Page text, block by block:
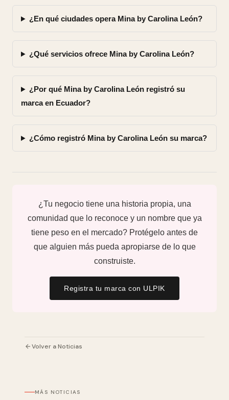
¿En qué ciudades opera Mina by Carolina León?
¿Qué servicios ofrece Mina by Carolina León?
¿Por qué Mina by Carolina León registró su
marca en Ecuador?
¿Cómo registró Mina by Carolina León su marca?
¿Tu negocio tiene una historia propia, una
comunidad que lo reconoce y un nombre que ya
tiene peso en el mercado? Protégelo antes de
que alguien más pueda apropiarse de lo que
construiste.
Registra tu marca con ULPIK
Volver a Noticias
MÁS NOTICIAS